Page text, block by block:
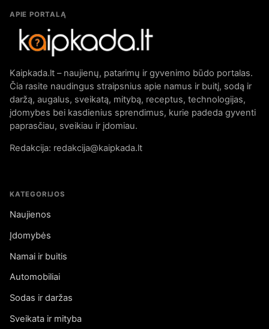
APIE PORTALĄ
Kaipkada.lt – naujienų, patarimų ir gyvenimo būdo portalas.
Čia rasite naudingus straipsnius apie namus ir buitį, sodą ir
daržą, augalus, sveikatą, mitybą, receptus, technologijas,
įdomybes bei kasdienius sprendimus, kurie padeda gyventi
paprasčiau, sveikiau ir įdomiau.
Redakcija: redakcija@kaipkada.lt
KATEGORIJOS
Naujienos
Įdomybės
Namai ir buitis
Automobiliai
Sodas ir daržas
Sveikata ir mityba